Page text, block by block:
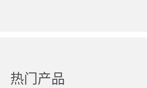
热门产品